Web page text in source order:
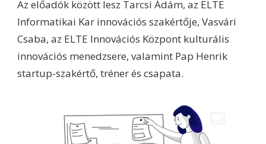
Az előadók között lesz Tarcsi Ádám, az ELTE
Informatikai Kar innovációs szakértője, Vasvári
Csaba, az ELTE Innovációs Központ kulturális
innovációs menedzsere, valamint Pap Henrik
startup-szakértő, tréner és csapata.